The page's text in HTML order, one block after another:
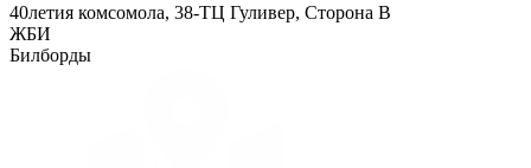
40летия комсомола, 38-ТЦ Гуливер, Сторона B
ЖБИ
Билборды